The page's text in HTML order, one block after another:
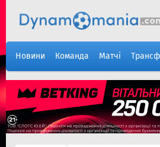
Новини Команда Матчі